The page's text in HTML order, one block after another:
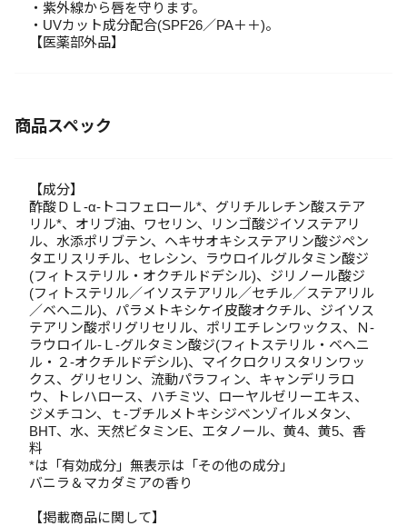
・紫外線から唇を守ります。
・UVカット成分配合(SPF26／PA＋＋)。
【医薬部外品】
商品スペック
【成分】
酢酸ＤＬ-α-トコフェロール*、グリチルレチン酸ステア
リル*、オリブ油、ワセリン、リンゴ酸ジイソステアリ
ル、水添ポリブテン、ヘキサオキシステアリン酸ジペン
タエリスリチル、セレシン、ラウロイルグルタミン酸ジ
(フィトステリル・オクチルドデシル)、ジリノール酸ジ
(フィトステリル／イソステアリル／セチル／ステアリル
／ベヘニル)、パラメトキシケイ皮酸オクチル、ジイソス
テアリン酸ポリグリセリル、ポリエチレンワックス、Ｎ-
ラウロイル-Ｌ-グルタミン酸ジ(フィトステリル・ベヘニ
ル・２-オクチルドデシル)、マイクロクリスタリンワッ
クス、グリセリン、流動パラフィン、キャンデリラロ
ウ、トレハロース、ハチミツ、ローヤルゼリーエキス、
ジメチコン、ｔ-ブチルメトキシジベンゾイルメタン、
BHT、水、天然ビタミンE、エタノール、黄4、黄5、香
料
*は「有効成分」無表示は「その他の成分」
バニラ＆マカダミアの香り
【掲載商品に関して】